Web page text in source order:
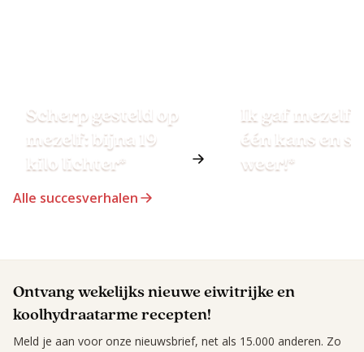
Scherp gesteld op
mezelf: bijna 19
kilo lichter*
Ik gaf mezelf
één kans en
weer!*
Alle succesverhalen
Ontvang wekelijks nieuwe eiwitrijke en
koolhydraatarme recepten!
Meld je aan voor onze nieuwsbrief, net als 15.000 anderen. Zo